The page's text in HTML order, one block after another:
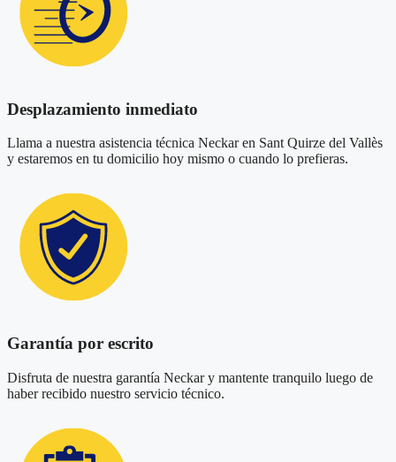
Desplazamiento inmediato
Llama a nuestra asistencia técnica Neckar en Sant Quirze del Vallès
y estaremos en tu domicilio hoy mismo o cuando lo prefieras.
Garantía por escrito
Disfruta de nuestra garantía Neckar y mantente tranquilo luego de
haber recibido nuestro servicio técnico.